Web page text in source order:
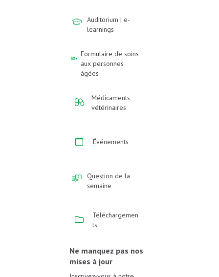
Auditorium | e-
learnings
Formulaire de soins
aux personnes
âgées
Médicaments
vétérinaires
Événements
Question de la
semaine
Téléchargemen
ts
Ne manquez pas nos
mises à jour